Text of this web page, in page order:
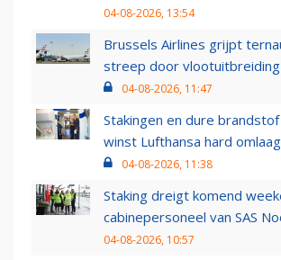
04-08-2026, 13:54
Brussels Airlines grijpt
streep door vlootuitbreiding
04-08-2026, 11:47
Stakingen en dure
winst Lufthansa hard omlaag
04-08-2026, 11:38
Staking dreigt komend
cabinepersoneel van SAS
04-08-2026, 10:57